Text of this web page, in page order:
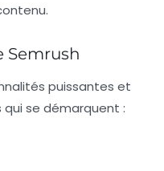
Semrush
puissantes et
qui se démarquent :